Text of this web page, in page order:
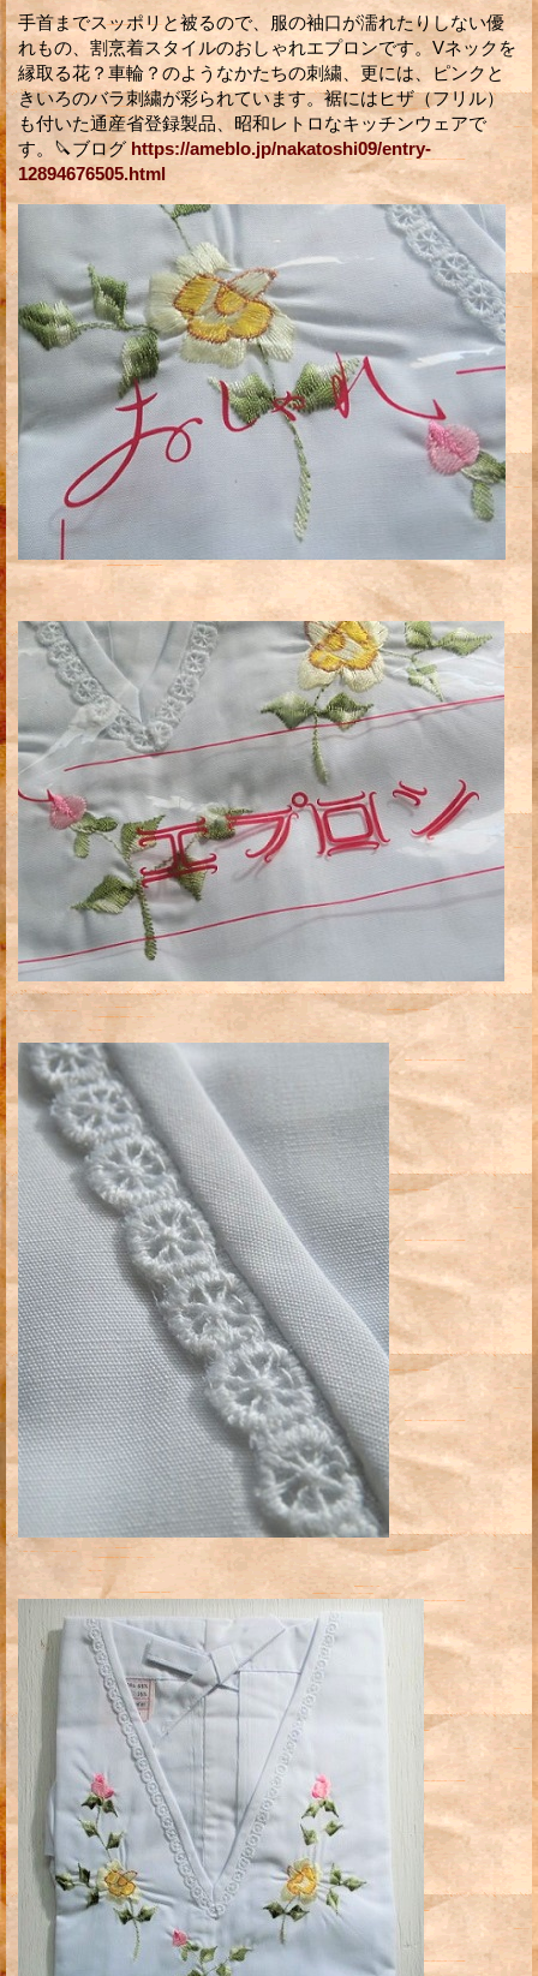
手首までスッポリと被るので、服の袖口が濡れたりしない優
れもの、割烹着スタイルのおしゃれエプロンです。Vネックを
縁取る花？車輪？のようなかたちの刺繍、更には、ピンクと
きいろのバラ刺繍が彩られています。裾にはヒザ（フリル）
も付いた通産省登録製品、昭和レトロなキッチンウェアで
す。🔪ブログ https://ameblo.jp/nakatoshi09/entry-
12894676505.html